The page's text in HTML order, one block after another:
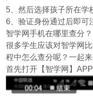
5、然后选择孩子所在学
6、验证身份通过后即可
智学网手机在哪里查分？
很多学生应该对智学网
程中怎么查分呢？一起来
首先打开【智学网】